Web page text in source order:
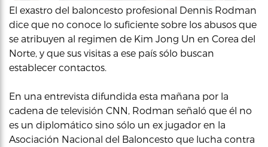
El exastro del baloncesto profesional Dennis Rodman
dice que no conoce lo suficiente sobre los abusos que
se atribuyen al regimen de Kim Jong Un en Corea del
Norte, y que sus visitas a ese país sólo buscan
establecer contactos.
En una entrevista difundida esta mañana por la
cadena de televisión CNN, Rodman señaló que él no
es un diplomático sino sólo un ex jugador en la
Asociación Nacional del Baloncesto que lucha contra